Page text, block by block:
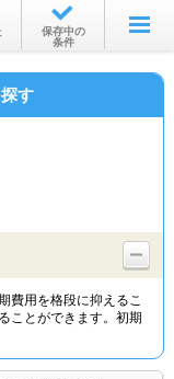
保存中の
条件
す
費用を格段に抑えるこ
ことができます。初期